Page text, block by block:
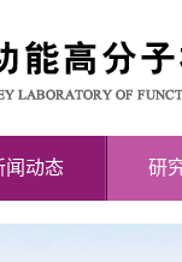
闻动态 研